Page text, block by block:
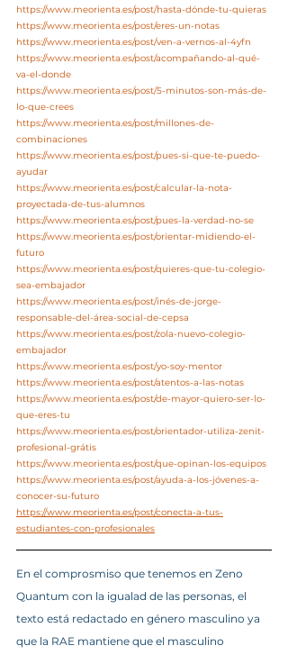
https://www.meorienta.es/post/hasta-dónde-tu-quieras
https://www.meorienta.es/post/eres-un-notas
https://www.meorienta.es/post/ven-a-vernos-al-4yfn
https://www.meorienta.es/post/acompañando-al-qué-
va-el-donde
https://www.meorienta.es/post/5-minutos-son-más-de-
lo-que-crees
https://www.meorienta.es/post/millones-de-
combinaciones
https://www.meorienta.es/post/pues-si-que-te-puedo-
ayudar
https://www.meorienta.es/post/calcular-la-nota-
proyectada-de-tus-alumnos
https://www.meorienta.es/post/pues-la-verdad-no-se
https://www.meorienta.es/post/orientar-midiendo-el-
futuro
https://www.meorienta.es/post/quieres-que-tu-colegio-
sea-embajador
https://www.meorienta.es/post/inés-de-jorge-
responsable-del-área-social-de-cepsa
https://www.meorienta.es/post/zola-nuevo-colegio-
embajador
https://www.meorienta.es/post/yo-soy-mentor
https://www.meorienta.es/post/atentos-a-las-notas
https://www.meorienta.es/post/de-mayor-quiero-ser-lo-
que-eres-tu
https://www.meorienta.es/post/orientador-utiliza-zenit-
profesional-grátis
https://www.meorienta.es/post/que-opinan-los-equipos
https://www.meorienta.es/post/ayuda-a-los-jóvenes-a-
conocer-su-futuro
https://www.meorienta.es/post/conecta-a-tus-
estudiantes-con-profesionales
En el comprosmiso que tenemos en Zeno
Quantum con la igualad de las personas, el
texto está redactado en género masculino ya
que la RAE mantiene que el masculino